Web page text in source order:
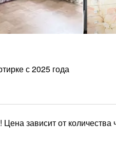
с 2025 года
зависит от количества